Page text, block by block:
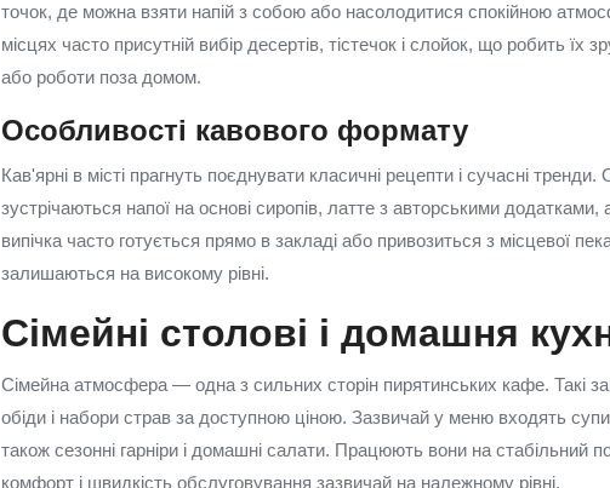
точок, де можна взяти напій з собою або насолодитися спокійною
місцях часто присутній вибір десертів, тістечок і слойок, що робить їх
або роботи поза домом.
Особливості кавового формату
Кав'ярні в місті прагнуть поєднувати класичні рецепти і сучасні тренди.
зустрічаються напої на основі сиропів, латте з авторськими
випічка часто готується прямо в закладі або привозиться з місцевої
залишаються на високому рівні.
Сімейні столові і домашня
Сімейна атмосфера — одна з сильних сторін пирятинських кафе. Такі
обіди і набори страв за доступною ціною. Зазвичай у меню входять
також сезонні гарніри і домашні салати. Працюють вони на стабільний
комфорт і швидкість обслуговування зазвичай на належному рівні.